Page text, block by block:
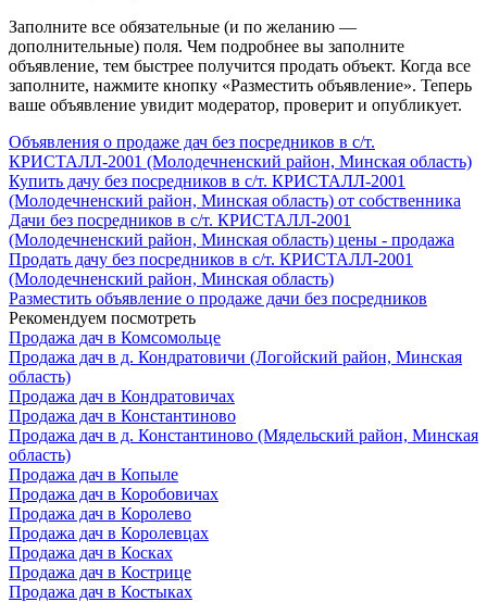
Заполните все обязательные (и по желанию —
дополнительные) поля. Чем подробнее вы заполните
объявление, тем быстрее получится продать объект. Когда все
заполните, нажмите кнопку «Разместить объявление». Теперь
ваше объявление увидит модератор, проверит и опубликует.
Объявления о продаже дач без посредников в с/т.
КРИСТАЛЛ-2001 (Молодечненский район, Минская область)
Купить дачу без посредников в с/т. КРИСТАЛЛ-2001
(Молодечненский район, Минская область) от собственника
Дачи без посредников в с/т. КРИСТАЛЛ-2001
(Молодечненский район, Минская область) цены - продажа
Продать дачу без посредников в с/т. КРИСТАЛЛ-2001
(Молодечненский район, Минская область)
Разместить объявление о продаже дачи без посредников
Рекомендуем посмотреть
Продажа дач в Комсомольце
Продажа дач в д. Кондратовичи (Логойский район, Минская
область)
Продажа дач в Кондратовичах
Продажа дач в Константиново
Продажа дач в д. Константиново (Мядельский район, Минская
область)
Продажа дач в Копыле
Продажа дач в Коробовичах
Продажа дач в Королево
Продажа дач в Королевцах
Продажа дач в Косках
Продажа дач в Кострице
Продажа дач в Костыках